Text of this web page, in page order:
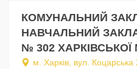
КОМУНАЛЬНИЙ
НАВЧАЛЬНИЙ
№ 302 ХАРКІВСЬКОЇ
м. Харків, вул. Коцарська